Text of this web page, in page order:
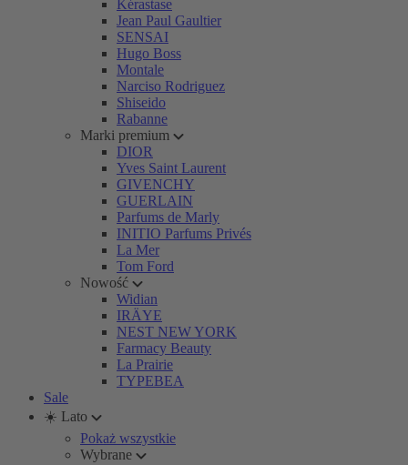
Kérastase
Jean Paul Gaultier
SENSAI
Hugo Boss
Montale
Narciso Rodriguez
Shiseido
Rabanne
Marki premium
DIOR
Yves Saint Laurent
GIVENCHY
GUERLAIN
Parfums de Marly
INITIO Parfums Privés
La Mer
Tom Ford
Nowość
Widian
IRÄYE
NEST NEW YORK
Farmacy Beauty
La Prairie
TYPEBEA
Sale
☀️ Lato
Pokaż wszystkie
Wybrane